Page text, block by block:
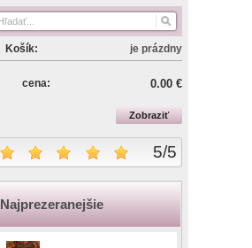
Košík: je prázdny
cena: 0.00 €
Zobraziť
5/5
Najprezeranejšie